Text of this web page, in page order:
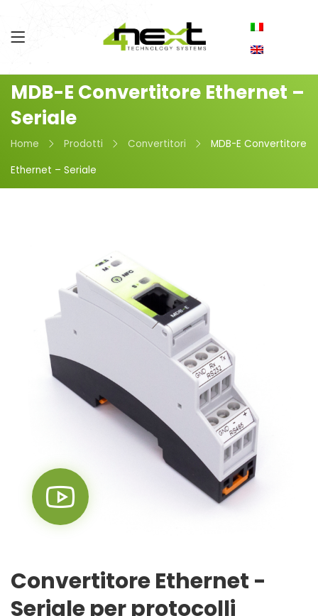
MDB-E Convertitore Ethernet –
Seriale
Home Prodotti Convertitori
MDB-E Convertitore
Ethernet – Seriale
Convertitore Ethernet -
Seriale per protocolli